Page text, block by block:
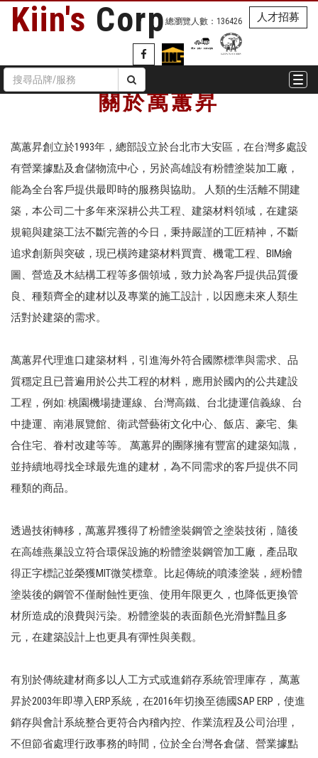
Kiin's Corp 總瀏覽人數： 136426 人才招募
關於萬蕙昇
萬蕙昇創立於1993年，總部設立於台北市大安區，在台灣多處設
有營業據點及倉儲物流中心，另於高雄設有粉體塗裝加工廠，
能為全台客戶提供最即時的服務與協助。 人類的生活離不開建
築，本公司二十多年來深耕公共工程、建築材料領域，在建築
規範與建築工法不斷完善的今日，秉持嚴謹的工匠精神，不斷
追求創新與突破，現已橫跨建築材料買賣、機電工程、BIM繪
圖、營造及木結構工程等多個領域，致力於為客戶提供品質優
良、種類齊全的建材以及專業的施工設計，以因應未來人類生
活對於建築的需求。
萬蕙昇代理進口建築材料，引進海外符合國際標準與需求、品
質穩定且已普遍用於公共工程的材料，應用於國內的公共建設
工程，例如: 桃園機場捷運線、台灣高鐵、台北捷運信義線、台
中捷運、南港展覽館、衛武營藝術文化中心、飯店、豪宅、集
合住宅、眷村改建等等。 萬蕙昇的團隊擁有豐富的建築知識，
並持續地尋找全球最先進的建材，為不同需求的客戶提供不同
種類的商品。
透過技術轉移，萬蕙昇獲得了粉體塗裝鋼管之塗裝技術，隨後
在高雄燕巢設立符合環保設施的粉體塗裝鋼管加工廠，產品取
得正字標記並榮獲MIT微笑標章。比起傳統的噴漆塗裝，經粉體
塗裝後的鋼管不僅耐蝕性更強、使用年限更久，也降低更換管
材所造成的浪費與污染。粉體塗裝的表面顏色光滑鮮豔且多
元，在建築設計上也更具有彈性與美觀。
有別於傳統建材商多以人工方式或進銷存系統管理庫存， 萬蕙
昇於2003年即導入ERP系統，在2016年切換至德國SAP ERP，使進
銷存與會計系統整合更符合內稽內控、作業流程及公司治理，
不但節省處理行政事務的時間，位於全台灣各倉儲、營業據點